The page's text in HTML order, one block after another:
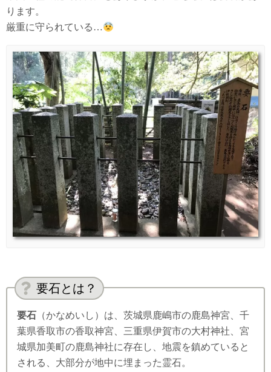
ります。
厳重に守られている…
要石とは？
要石 （かなめいし）は、茨城県鹿嶋市の鹿島神宮、千
葉県香取市の香取神宮、三重県伊賀市の大村神社、宮
城県加美町の鹿島神社に存在し、地震を鎮めていると
される、大部分が地中に埋まった霊石。